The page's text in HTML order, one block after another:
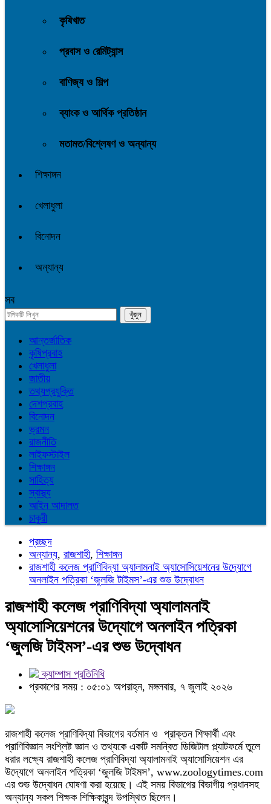
কৃষিখাত
প্রবাস ও রেমিট্যান্স
বাণিজ্য ও শিল্প
ব্যাংক ও আর্থিক প্রতিষ্ঠান
মতামত/বিশ্লেষণ ও অন্যান্য
শিক্ষাঙ্গন
খেলাধুলা
বিনোদন
অন্যান্য
সব
আন্তর্জাতিক
কৃষিপ্রবাহ
খেলাধুলা
জাতীয়
তথ্যপ্রযুক্তি
দেশপ্রবাহ
বিনোদন
ভ্রমন
রাজনীতি
লাইফস্টাইল
শিক্ষাঙ্গন
সাহিত্য
স্বাস্থ্য
আইন আদালত
চাকুরী
প্রচ্ছদ
অন্যান্য, রাজশাহী, শিক্ষাঙ্গন
রাজশাহী কলেজ প্রাণিবিদ্যা অ্যালামনাই অ্যাসোসিয়েশনের উদ্যোগে
অনলাইন পত্রিকা ‘জুলজি টাইমস’-এর শুভ উদ্বোধন
রাজশাহী কলেজ প্রাণিবিদ্যা অ্যালামনাই
অ্যাসোসিয়েশনের উদ্যোগে অনলাইন পত্রিকা
‘জুলজি টাইমস’-এর শুভ উদ্বোধন
ক্যাম্পাস প্রতিনিধি
প্রকাশের সময় : ০৫:০১ অপরাহ্ন, মঙ্গলবার, ৭ জুলাই ২০২৬
রাজশাহী কলেজ প্রাণিবিদ্যা বিভাগের বর্তমান ও প্রাক্তন শিক্ষার্থী এবং
প্রাণিবিজ্ঞান সংশ্লিষ্ট জ্ঞান ও তথ্যকে একটি সমন্বিত ডিজিটাল প্ল্যাটফর্মে তুলে
ধরার লক্ষ্যে রাজশাহী কলেজ প্রাণিবিদ্যা অ্যালামনাই অ্যাসোসিয়েশন এর
উদ্যোগে অনলাইন পত্রিকা ‘জুলজি টাইমস’, www.zoologytimes.com
এর শুভ উদ্বোধন ঘোষণা করা হয়েছে। এই সময় বিভাগের বিভাগীয় প্রধানসহ
অন্যান্য সকল শিক্ষক শিক্ষিকাবৃন্দ উপস্থিত ছিলেন।